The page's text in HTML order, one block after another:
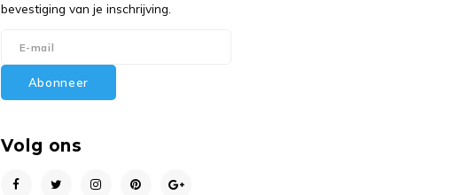
bevestiging van je inschrijving.
Abonneer
Volg ons